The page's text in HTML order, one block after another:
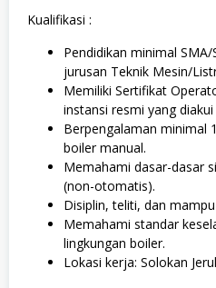
Kualifikasi :
Pendidikan minimal
jurusan Teknik Mesin/
Memiliki Sertifikat
instansi resmi yang diakui
Berpengalaman minimal
boiler manual.
Memahami dasar-dasar
(non-otomatis).
Disiplin, teliti, dan
Memahami standar
lingkungan boiler.
Lokasi kerja: Solokan